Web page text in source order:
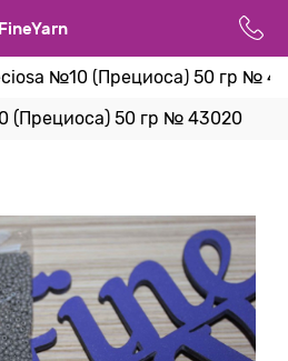
FineYarn
№10 (Прециоса) 50 гр №
(Прециоса) 50 гр № 43020